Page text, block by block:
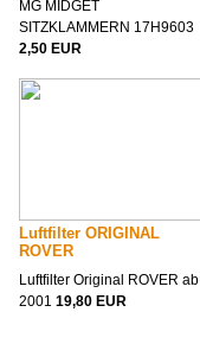
MG MIDGET
SITZKLAMMERN 17H9603
2,50 EUR
Luftfilter ORIGINAL
ROVER
Luftfilter Original ROVER ab
2001 19,80 EUR